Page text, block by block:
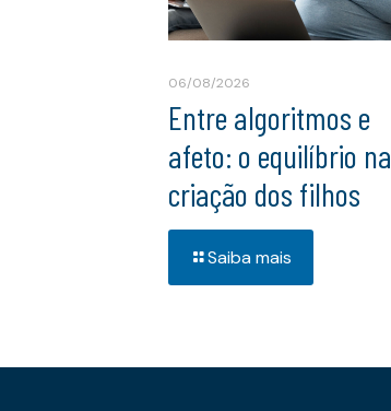
06/08/2026
Entre algoritmos e
afeto: o equilíbrio na
criação dos filhos
Saiba mais